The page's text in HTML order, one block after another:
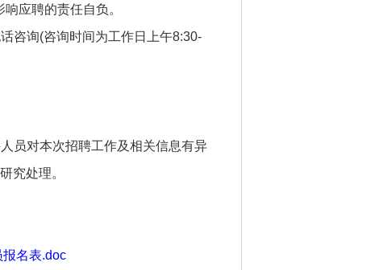
应聘的责任自负。
咨询(咨询时间为工作日上午8:30-
员对本次招聘工作及相关信息有异
究处理。
名表.doc